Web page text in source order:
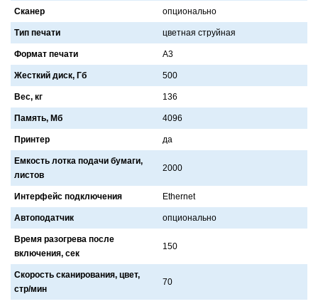
Сканер опционaльно
Тип печати цветнaя струйнaя
Формат печати A3
Жесткий диск, Гб 500
Вес, кг 136
Память, Мб 4096
Принтер дa
Емкость лотка подачи бумаги,
листов
2000
Интерфейс подключения Ethernet
Автоподатчик опционaльно
Время разогрева после
включения, сек
150
Скорость сканирования, цвет,
стр/мин
70